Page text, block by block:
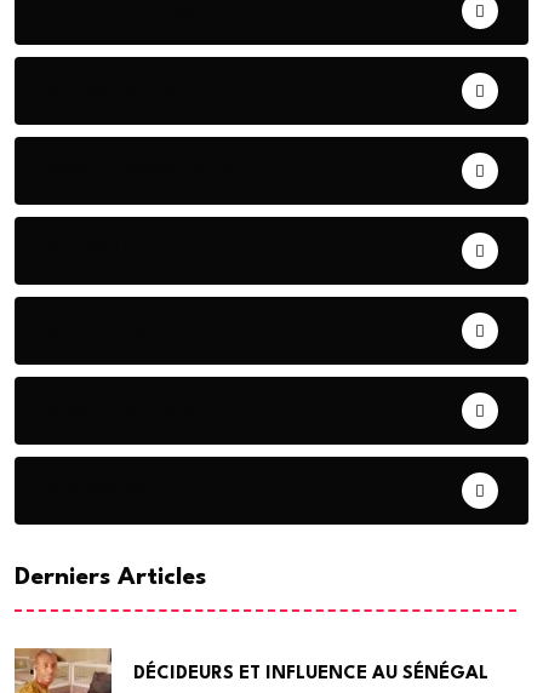
Derniers Articles
DÉCIDEURS ET INFLUENCE AU SÉNÉGAL